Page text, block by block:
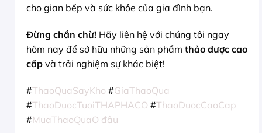
cho gian bếp và sức khỏe của gia đình bạn.
Đừng chần chừ! Hãy liên hệ với chúng tôi ngay
hôm nay để sở hữu những sản phẩm thảo dược cao
cấp và trải nghiệm sự khác biệt!
#ThaoQuaSayKho #GiaThaoQua
#ThaoDuocTuoiTHAPHACO #ThaoDuocCaoCap
#MuaThaoQuaO đâu